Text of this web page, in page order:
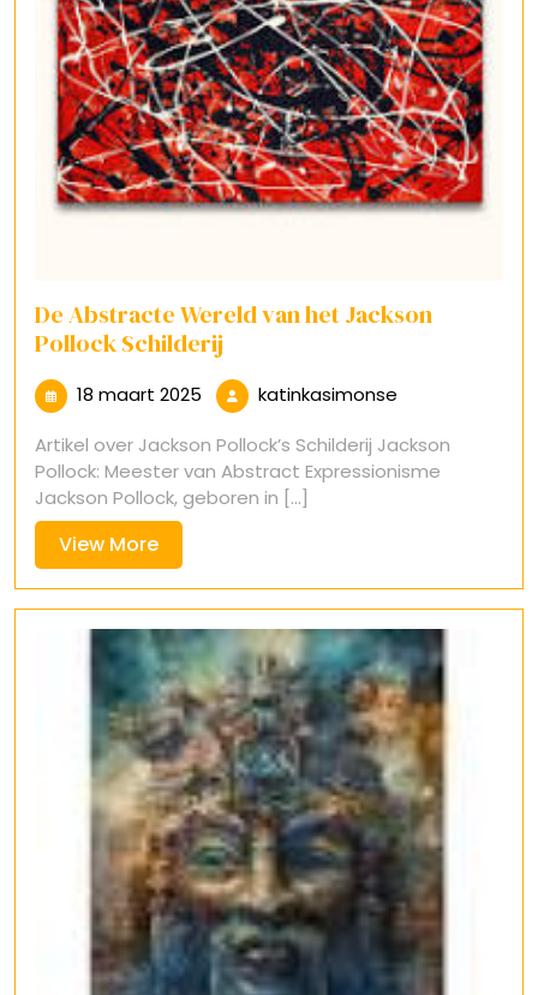
De Abstracte Wereld van het Jackson
Pollock Schilderij
18 maart 2025 18
maart
2025
katinkasimonse
Artikel over Jackson Pollock’s Schilderij Jackson
Pollock: Meester van Abstract Expressionisme
Jackson Pollock, geboren in [...]
View MoreView
More